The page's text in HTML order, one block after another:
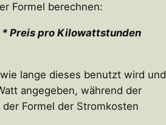
Formel berechnen:
Preis pro Kilowattstunden
lange dieses benutzt wird und
angegeben, während der
Formel der Stromkosten